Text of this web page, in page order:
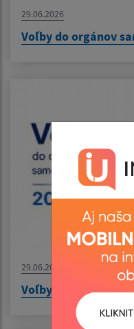
29.06.2026
Voľby do orgánov
29.06.2026
Voľby do orgánov